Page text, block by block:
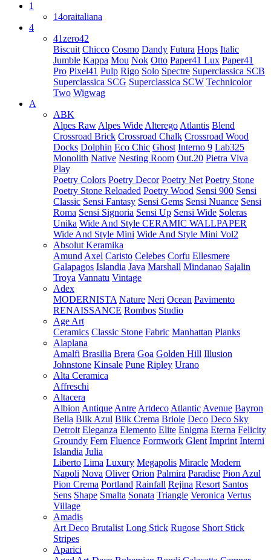
1
14oraitaliana
4
41zero42
Biscuit Chicco Cosmo Dandy Futura Hops Italic
Jumble Kappa Mou Nok Otto Paper41 Lux Paper41
Pro Pixel41 Pulp Rigo Solo Spectre Superclassica SCB
Superclassica SCG Superclassica SCW Technicolor
Two Wigwag
A
ABK
Alpes Raw Alpes Wide Alterego Atlantis Blend
Crossroad Brick Crossroad Chalk Crossroad Wood
Docks Dolphin Eco Chic Ghost Interno 9 Lab325
Monolith Native Nesting Room Out.20 Pietra Viva
Play
Poetry Colors Poetry Decor Poetry Net Poetry Stone
Poetry Stone Reloaded Poetry Wood Sensi 900 Sensi
Classic Sensi Fantasy Sensi Gems Sensi Nuance Sensi
Roma Sensi Signoria Sensi Up Sensi Wide Soleras
Unika Wide And Style CERAMIC WALLPAPER
Wide And Style Mini Wide And Style Mini Vol2
Absolut Keramika
Amund Axel Caristo Celebes Corfu Ellesmere
Galapagos Islandia Java Marshall Mindanao Sajalin
Troya Vannatu Vintage
Adex
MODERNISTA Nature Neri Ocean Pavimento
RENAISSANCE Rombos Studio
Age Art
Ceramics Classic Stone Fabric Manhattan Planks
Alaplana
Amalfi Brasilia Brera Goa Golden Hill Illusion
Johnstone Kinsale Pune Ripley Urano
Alta Ceramica
Affreschi
Altacera
Albion Antique Antre Artdeco Atlantic Avenue Bayron
Bella Blik Azul Blik Crema Briole Deco Deco Sky
Detroit Eleganza Elemento Elite Enigma Eterna Felicity
Groundy Fern Fluence Formwork Glent Imprint Interni
Islandia Julia
Liberto Lima Luxury Megapolis Miracle Modern
Napoli Nova Oliver Orion Palmira Paradise Pion Azul
Pion Crema Portland Rainfall Rejina Resort Santos
Sens Shape Smalta Sonata Triangle Veronica Vertus
Village
Amadis
Art Deco Brutalist Long Stick Rugose Short Stick
Stripes
Aparici